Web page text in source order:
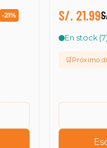
-21% S/. 21.99
En stock (7)
🛒Próximo